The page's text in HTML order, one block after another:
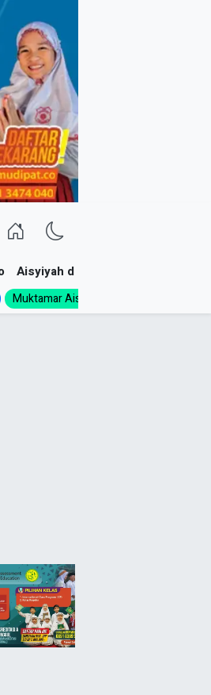
Aisyiyah dan NA
Muktamar Aisyiyah 1926:...